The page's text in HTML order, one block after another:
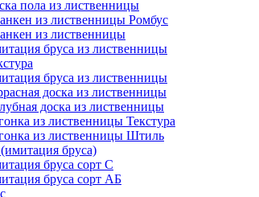
пола из лиственницы
из лиственницы Ромбус
из лиственницы
бруса из лиственницы
бруса из лиственницы
доска из лиственницы
доска из лиственницы
из лиственницы Текстура
из лиственницы Штиль
бруса)
бруса сорт С
бруса сорт АБ